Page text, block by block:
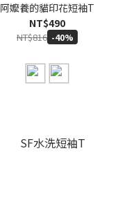
阿嬤養的貓印花短袖T
NT$490
NT$816 -40%